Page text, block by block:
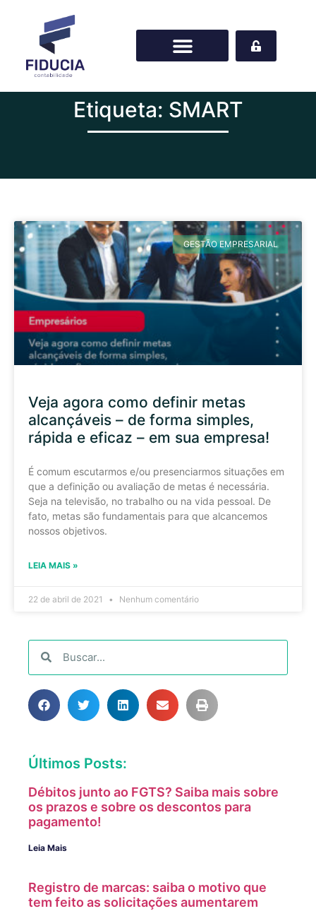
Etiqueta: SMART
GESTÃO EMPRESARIAL
Veja agora como definir metas
alcançáveis – de forma simples,
rápida e eficaz – em sua empresa!
É comum escutarmos e/ou presenciarmos situações em
que a definição ou avaliação de metas é necessária.
Seja na televisão, no trabalho ou na vida pessoal. De
fato, metas são fundamentais para que alcancemos
nossos objetivos.
LEIA MAIS »
22 de abril de 2021 Nenhum comentário
Últimos Posts:
Débitos junto ao FGTS? Saiba mais sobre
os prazos e sobre os descontos para
pagamento!
Leia Mais
Registro de marcas: saiba o motivo que
tem feito as solicitações aumentarem